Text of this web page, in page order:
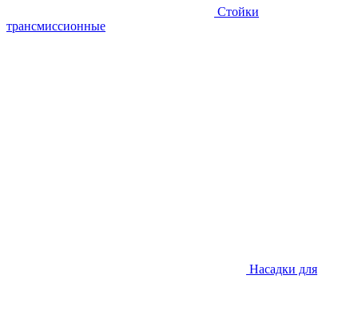
Стойки
трансмиссионные
Насадки для